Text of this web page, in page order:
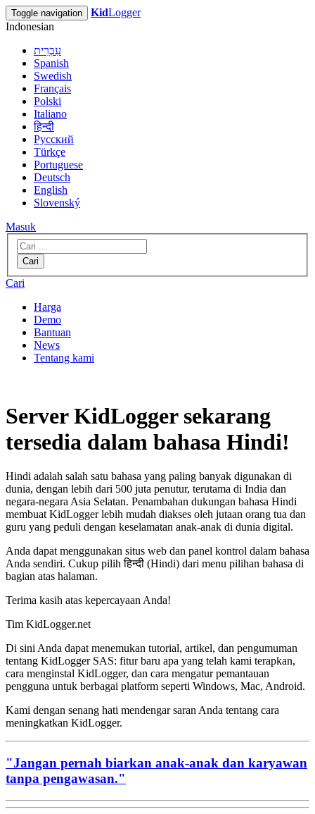
Toggle navigation KidLogger
Indonesian
עִבְרִית
Spanish
Swedish
Français
Polski
Italiano
हिन्दी
Русский
Türkçe
Portuguese
Deutsch
English
Slovenský
Masuk
Cari
Cari
Harga
Demo
Bantuan
News
Tentang kami
Server KidLogger sekarang
tersedia dalam bahasa Hindi!
Hindi adalah salah satu bahasa yang paling banyak digunakan di
dunia, dengan lebih dari 500 juta penutur, terutama di India dan
negara-negara Asia Selatan. Penambahan dukungan bahasa Hindi
membuat KidLogger lebih mudah diakses oleh jutaan orang tua dan
guru yang peduli dengan keselamatan anak-anak di dunia digital.
Anda dapat menggunakan situs web dan panel kontrol dalam bahasa
Anda sendiri. Cukup pilih हिन्दी (Hindi) dari menu pilihan bahasa di
bagian atas halaman.
Terima kasih atas kepercayaan Anda!
Tim KidLogger.net
Di sini Anda dapat menemukan tutorial, artikel, dan pengumuman
tentang KidLogger SAS: fitur baru apa yang telah kami terapkan,
cara menginstal KidLogger, dan cara mengatur pemantauan
pengguna untuk berbagai platform seperti Windows, Mac, Android.
Kami dengan senang hati mendengar saran Anda tentang cara
meningkatkan KidLogger.
"Jangan pernah biarkan anak-anak dan karyawan
tanpa pengawasan."